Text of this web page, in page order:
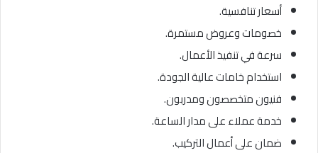
أسعار تنافسية.
خصومات وعروض مستمرة.
سرعة في تنفيذ الأعمال.
استخدام خامات عالية الجودة.
فنيون متخصصون ومدربون.
خدمة عملاء على مدار الساعة.
ضمان على أعمال التركيب.